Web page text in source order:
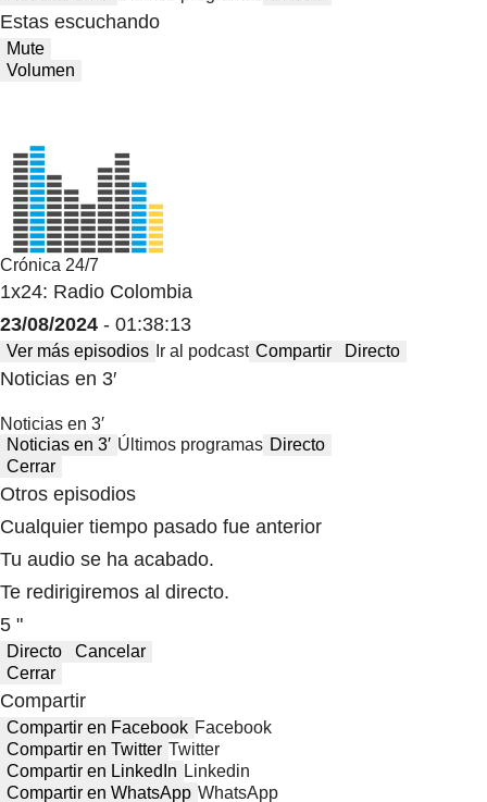
Estas escuchando
Mute
Volumen
Crónica 24/7
1x24: Radio Colombia
23/08/2024 - 01:38:13
Ver más episodios Ir al podcast Compartir Directo
Noticias en 3′
Noticias en 3′
Noticias en 3′ Últimos programas Directo
Cerrar
Otros episodios
Cualquier tiempo pasado fue anterior
Tu audio se ha acabado.
Te redirigiremos al directo.
5 "
Directo
Cancelar
Cerrar
Compartir
Compartir en Facebook Facebook
Compartir en Twitter Twitter
Compartir en LinkedIn Linkedin
Compartir en WhatsApp WhatsApp